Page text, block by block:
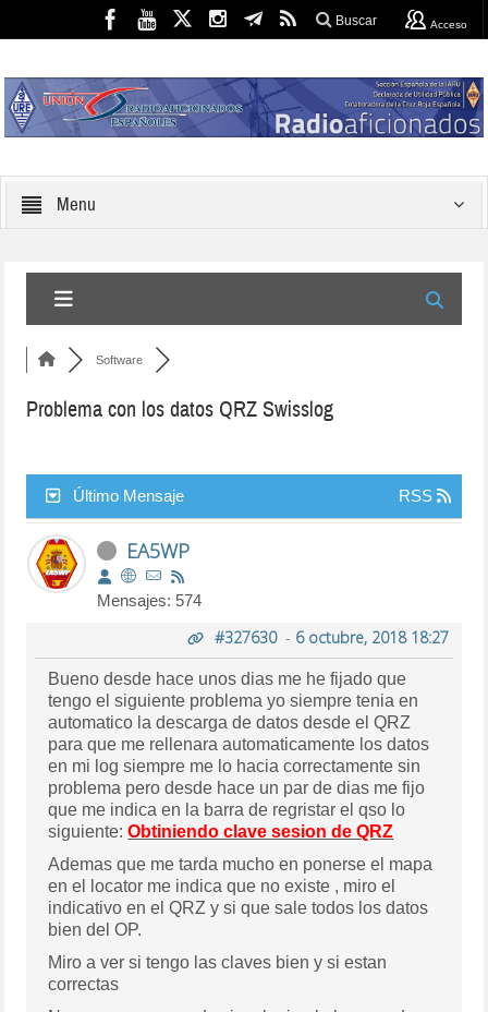
Buscar Acceso
Menu
Software
Problema con los datos QRZ Swisslog
Último Mensaje RSS
EA5WP
Mensajes: 574
#327630- 6 octubre, 2018 18:27
Bueno desde hace unos dias me he fijado que
tengo el siguiente problema yo siempre tenia en
automatico la descarga de datos desde el QRZ
para que me rellenara automaticamente los datos
en mi log siempre me lo hacia correctamente sin
problema pero desde hace un par de dias me fijo
que me indica en la barra de regristar el qso lo
siguiente:Obtiniendo clave sesion de QRZ
Ademas que me tarda mucho en ponerse el mapa
en el locator me indica que no existe , miro el
indicativo en el QRZ y si que sale todos los datos
bien del OP.
Miro a ver si tengo las claves bien y si estan
correctas